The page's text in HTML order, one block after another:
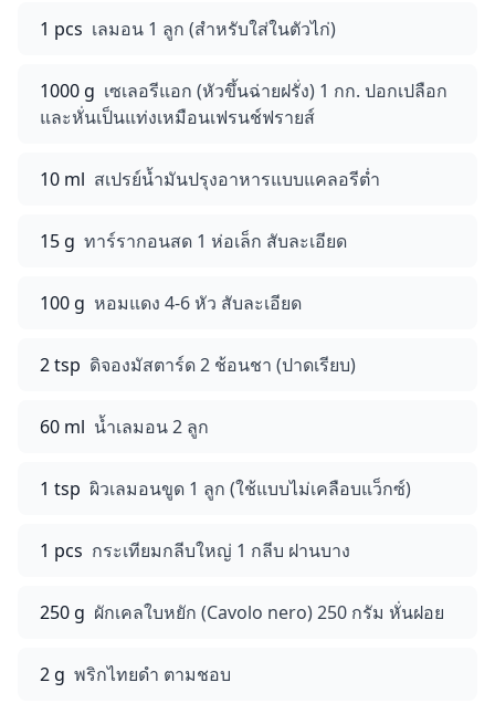
1 pcs เลมอน 1 ลูก (สำหรับใส่ในตัวไก่)
1000 g เซเลอรีแอก (หัวขึ้นฉ่ายฝรั่ง) 1 กก. ปอกเปลือก
และหั่นเป็นแท่งเหมือนเฟรนช์ฟรายส์
10 ml สเปรย์น้ำมันปรุงอาหารแบบแคลอรีต่ำ
15 g ทาร์รากอนสด 1 ห่อเล็ก สับละเอียด
100 g หอมแดง 4-6 หัว สับละเอียด
2 tsp ดิจองมัสตาร์ด 2 ช้อนชา (ปาดเรียบ)
60 ml น้ำเลมอน 2 ลูก
1 tsp ผิวเลมอนขูด 1 ลูก (ใช้แบบไม่เคลือบแว็กซ์)
1 pcs กระเทียมกลีบใหญ่ 1 กลีบ ฝานบาง
250 g ผักเคลใบหยัก (Cavolo nero) 250 กรัม หั่นฝอย
2 g พริกไทยดำ ตามชอบ